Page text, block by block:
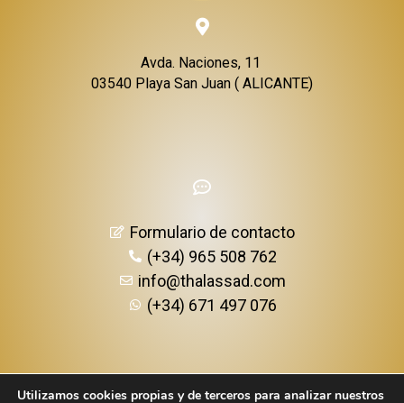
Avda. Naciones, 11
03540 Playa San Juan ( ALICANTE)
Formulario de contacto
(+34) 965 508 762
info@thalassad.com
(+34) 671 497 076
Utilizamos cookies propias y de terceros para analizar nuestros